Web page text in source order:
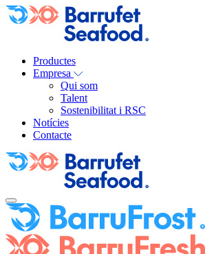
Productes
Empresa
Qui som
Talent
Sostenibilitat i RSC
Notícies
Contacte